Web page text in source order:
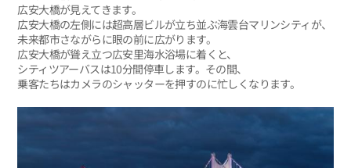
広安大橋が見えてきます。
広安大橋の左側には超高層ビルが立ち並ぶ海雲台マリンシティが、
未来都市さながらに眼の前に広がります。
広安大橋が聳え立つ広安里海水浴場に着くと、
シティツアーバスは10分間停車します。その間、
乗客たちはカメラのシャッターを押すのに忙しくなります。